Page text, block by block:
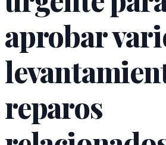
aprobar
reparos